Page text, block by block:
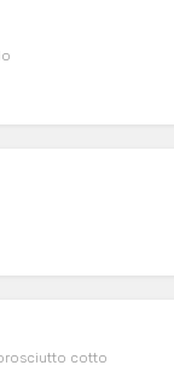
cotto